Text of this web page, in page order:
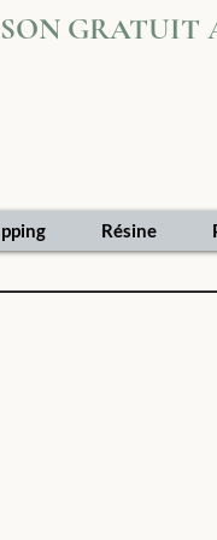
GRATUIT
Résine